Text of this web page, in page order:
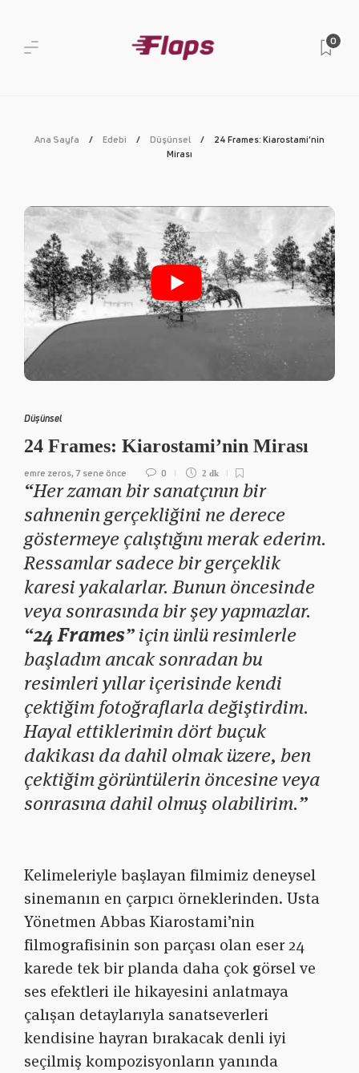
0
Ana Sayfa Edebi Düşünsel
24 Frames: Kiarostami’nin
Mirası
Düşünsel
24 Frames: Kiarostami’nin Mirası
emre zeros, 7 sene önce 0 2 dk
“Her zaman bir sanatçının bir
sahnenin gerçekliğini ne derece
göstermeye çalıştığını merak ederim.
Ressamlar sadece bir gerçeklik
karesi yakalarlar. Bunun öncesinde
veya sonrasında bir şey yapmazlar.
“24 Frames” için ünlü resimlerle
başladım ancak sonradan bu
resimleri yıllar içerisinde kendi
çektiğim fotoğraflarla değiştirdim.
Hayal ettiklerimin dört buçuk
dakikası da dahil olmak üzere, ben
çektiğim görüntülerin öncesine veya
sonrasına dahil olmuş olabilirim.”
Kelimeleriyle başlayan filmimiz deneysel
sinemanın en çarpıcı örneklerinden. Usta
Yönetmen Abbas Kiarostami’nin
filmografisinin son parçası olan eser 24
karede tek bir planda daha çok görsel ve
ses efektleri ile hikayesini anlatmaya
çalışan detaylarıyla sanatseverleri
kendisine hayran bırakacak denli iyi
seçilmiş kompozisyonların yanında